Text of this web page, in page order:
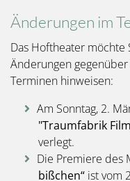
Änderungen im
Das Hoftheater möchte
Änderungen
Terminen hinweisen:
Am Sonntag, 2.
"Traumfabrik
verlegt.
Die Premiere des
bißchen“ ist vom